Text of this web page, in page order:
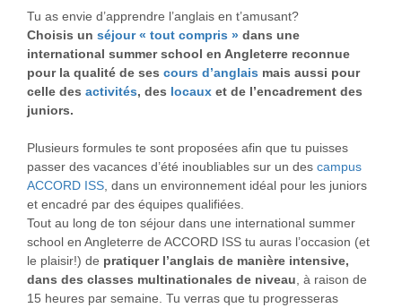
Tu as envie d’apprendre l’anglais en t’amusant?
Choisis un séjour « tout compris » dans une
international summer school en Angleterre reconnue
pour la qualité de ses cours d’anglais mais aussi pour
celle des activités, des locaux et de l’encadrement des
juniors.
Plusieurs formules te sont proposées afin que tu puisses
passer des vacances d’été inoubliables sur un des campus
ACCORD ISS , dans un environnement idéal pour les juniors
et encadré par des équipes qualifiées.
Tout au long de ton séjour dans une international summer
school en Angleterre de ACCORD ISS tu auras l’occasion (et
le plaisir!) de pratiquer l’anglais de manière intensive,
dans des classes multinationales de niveau , à raison de
15 heures par semaine. Tu verras que tu progresseras